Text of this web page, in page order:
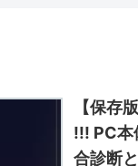
【保存
!!! PC本
合診断